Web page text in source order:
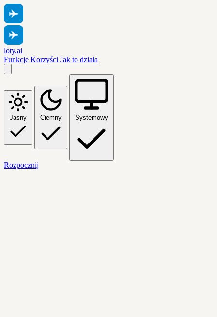
loty.ai
Funkcje Korzyści Jak to działa
Jasny Ciemny Systemowy
Rozpocznij